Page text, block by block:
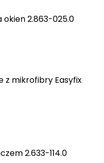
okien 2.863-025.0
z mikrofibry Easyfix
2.633-114.0